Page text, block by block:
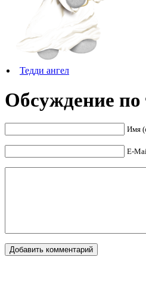
Тедди ангел
Обсуждение по
Имя
E-